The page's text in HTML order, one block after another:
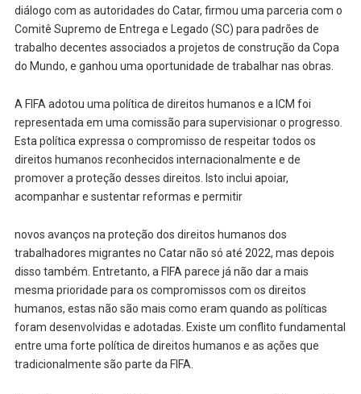
diálogo com as autoridades do Catar, firmou uma parceria com o
Comitê Supremo de Entrega e Legado (SC) para padrões de
trabalho decentes associados a projetos de construção da Copa
do Mundo, e ganhou uma oportunidade de trabalhar nas obras.
A FIFA adotou uma política de direitos humanos e a ICM foi
representada em uma comissão para supervisionar o progresso.
Esta política expressa o compromisso de respeitar todos os
direitos humanos reconhecidos internacionalmente e de
promover a proteção desses direitos. Isto inclui apoiar,
acompanhar e sustentar reformas e permitir
novos avanços na proteção dos direitos humanos dos
trabalhadores migrantes no Catar não só até 2022, mas depois
disso também. Entretanto, a FIFA parece já não dar a mais
mesma prioridade para os compromissos com os direitos
humanos, estas não são mais como eram quando as políticas
foram desenvolvidas e adotadas. Existe um conflito fundamental
entre uma forte política de direitos humanos e as ações que
tradicionalmente são parte da FIFA.